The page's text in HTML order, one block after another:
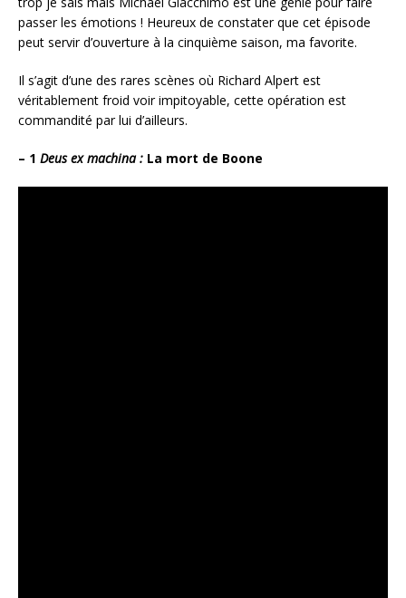
passer les émotions ! Heureux de constater que cet épisode
peut servir d’ouverture à la cinquième saison, ma favorite.
Il s’agit d’une des rares scènes où Richard Alpert est
véritablement froid voir impitoyable, cette opération est
commandité par lui d’ailleurs.
– 1 Deus ex machina : La mort de Boone